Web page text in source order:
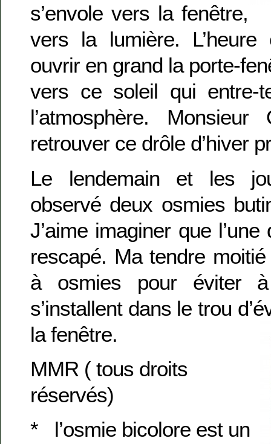
s’envole vers la fenêtre,
vers la lumière.
ouvrir en grand la porte-
vers ce soleil qui entre-
l’atmosphère.
retrouver ce drôle d’hiver
Le lendemain et les
observé deux osmies
J’aime imaginer que
rescapé. Ma tendre
à osmies pour éviter à
s’installent dans le trou
la fenêtre.
MMR ( tous droits
réservés)
* l’osmie bicolore est un